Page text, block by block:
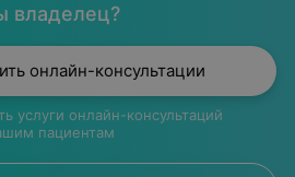
владелец?
онлайн-консультации
услуги онлайн-консультаций
пациентам